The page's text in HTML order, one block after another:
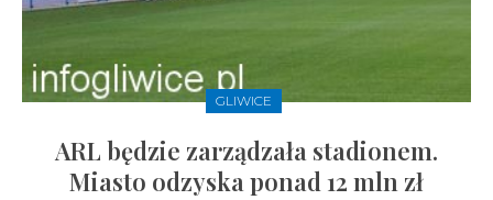
GLIWICE
ARL będzie zarządzała stadionem.
Miasto odzyska ponad 12 mln zł